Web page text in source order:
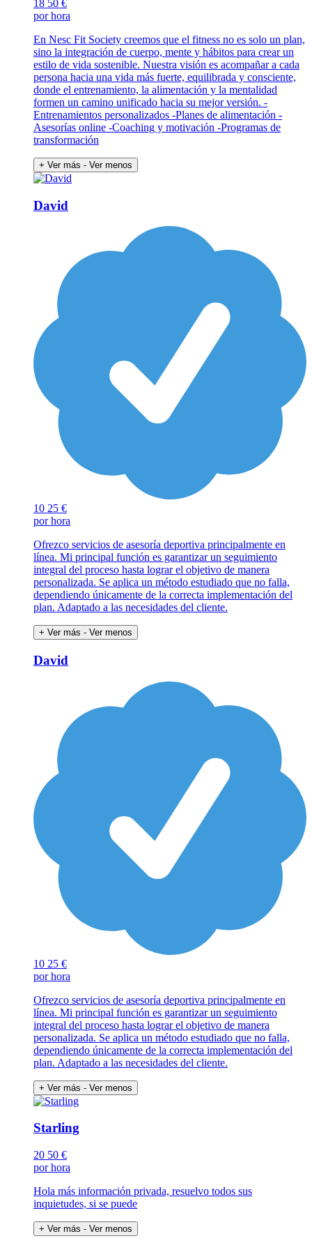
18 50 €
por hora
En Nesc Fit Society creemos que el fitness no es solo un plan,
sino la integración de cuerpo, mente y hábitos para crear un
estilo de vida sostenible. Nuestra visión es acompañar a cada
persona hacia una vida más fuerte, equilibrada y consciente,
donde el entrenamiento, la alimentación y la mentalidad
formen un camino unificado hacia su mejor versión. -
Entrenamientos personalizados -Planes de alimentación -
Asesorías online -Coaching y motivación -Programas de
transformación
+ Ver más - Ver menos
David
10 25 €
por hora
Ofrezco servicios de asesoría deportiva principalmente en
línea. Mi principal función es garantizar un seguimiento
integral del proceso hasta lograr el objetivo de manera
personalizada. Se aplica un método estudiado que no falla,
dependiendo únicamente de la correcta implementación del
plan. Adaptado a las necesidades del cliente.
+ Ver más - Ver menos
David
10 25 €
por hora
Ofrezco servicios de asesoría deportiva principalmente en
línea. Mi principal función es garantizar un seguimiento
integral del proceso hasta lograr el objetivo de manera
personalizada. Se aplica un método estudiado que no falla,
dependiendo únicamente de la correcta implementación del
plan. Adaptado a las necesidades del cliente.
+ Ver más - Ver menos
Starling
20 50 €
por hora
Hola más información privada, resuelvo todos sus
inquietudes, si se puede
+ Ver más - Ver menos